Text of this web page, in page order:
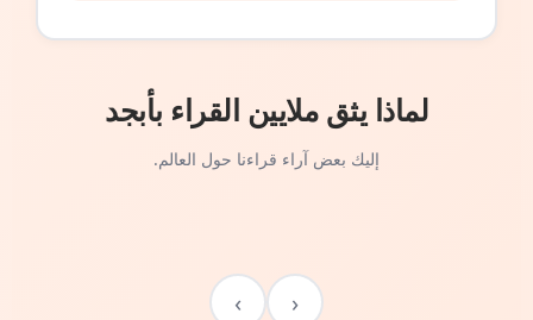
لماذا يثق ملايين القراء بأبجد
إليك بعض آراء قراءنا حول العالم.
‹
›